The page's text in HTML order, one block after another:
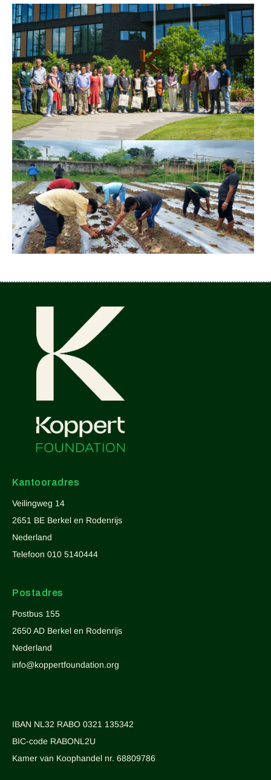
Kantooradres
Veilingweg 14
2651 BE Berkel en Rodenrijs
Nederland
Telefoon 010 5140444
Postadres
Postbus 155
2650 AD Berkel en Rodenrijs
Nederland
info@koppertfoundation.org
IBAN NL32 RABO 0321 135342
BIC-code RABONL2U
Kamer van Koophandel nr. 68809786